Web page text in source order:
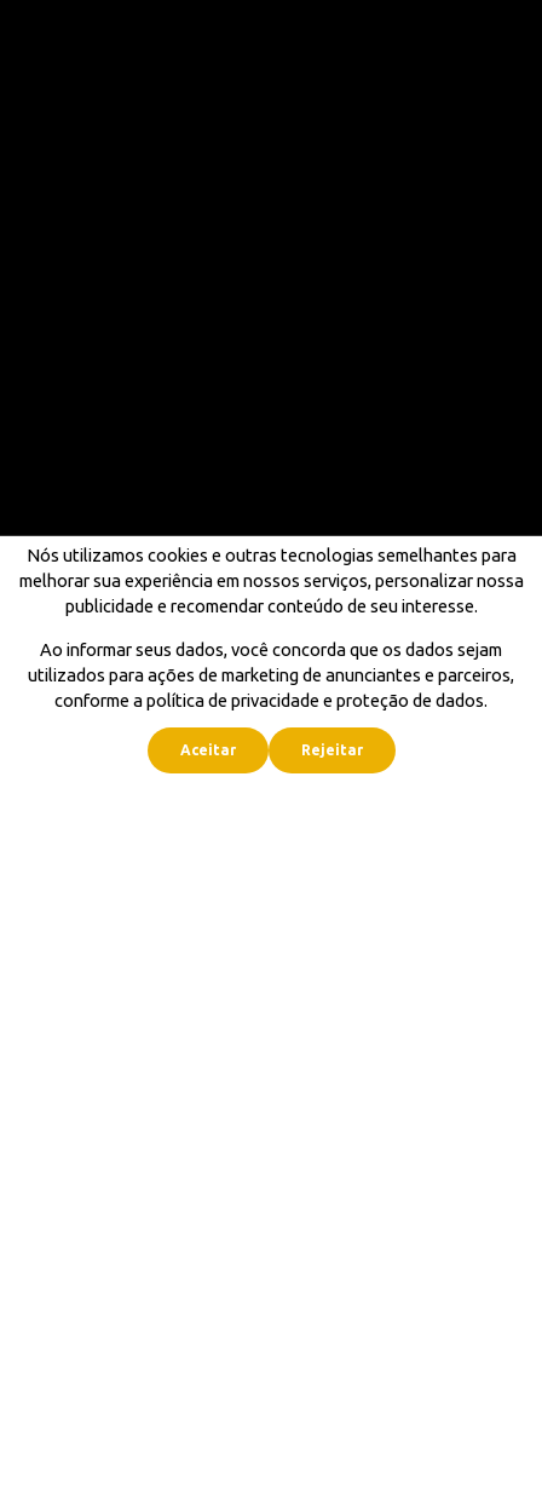
Nós utilizamos cookies e outras tecnologias semelhantes para
melhorar sua experiência em nossos serviços, personalizar nossa
publicidade e recomendar conteúdo de seu interesse.
Ao informar seus dados, você concorda que os dados sejam
utilizados para ações de marketing de anunciantes e parceiros,
conforme a política de privacidade e proteção de dados.
Aceitar Rejeitar